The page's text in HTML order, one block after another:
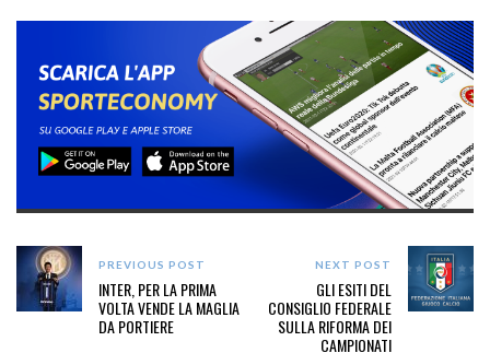
PREVIOUS POST
INTER, PER LA PRIMA
VOLTA VENDE LA MAGLIA
DA PORTIERE
NEXT POST
GLI ESITI DEL
CONSIGLIO FEDERALE
SULLA RIFORMA DEI
CAMPIONATI